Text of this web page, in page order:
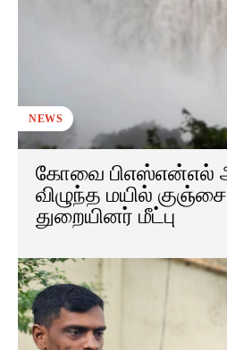
NEWS
கோவை பிஎஸ்என்எல்
விழுந்த மயில்
துறையினர் மீட்பு